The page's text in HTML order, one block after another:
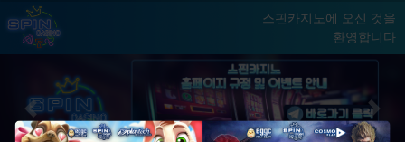
스핀카지노에 오신 것을
환영합니다
게임
Previous
Next